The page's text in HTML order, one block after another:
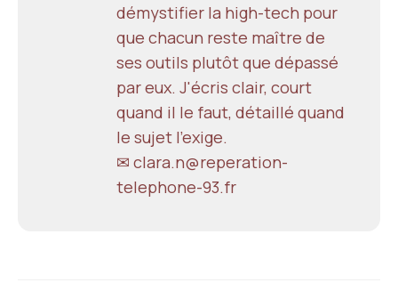
démystifier la high-tech pour
que chacun reste maître de
ses outils plutôt que dépassé
par eux. J'écris clair, court
quand il le faut, détaillé quand
le sujet l'exige.
✉ clara.n@reperation-
telephone-93.fr